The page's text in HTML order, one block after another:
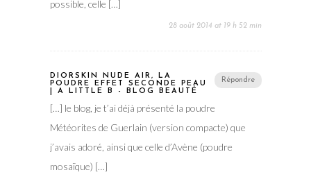
possible, celle […]
28 août 2014 at 19 h 52 min
Répondre
DIORSKIN NUDE AIR, LA
POUDRE EFFET SECONDE PEAU
| A LITTLE B - BLOG BEAUTÉ
[…] le blog, je t’ai déjà présenté la poudre
Météorites de Guerlain (version compacte) que
j’avais adoré, ainsi que celle d’Avène (poudre
mosaïque) […]